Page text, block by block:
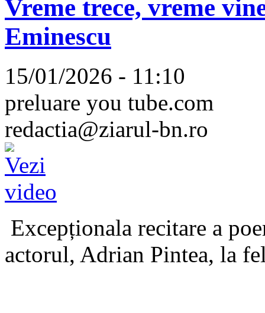
Vreme trece, vreme
Eminescu
15/01/2026 - 11:10
preluare you tube.com
redactia@ziarul-bn.ro
Excepționala recitare a
actorul, Adrian Pintea, la